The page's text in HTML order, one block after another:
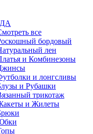
все
бордовый
лен
и Комбинезоны
и лонгсливы
и Рубашки
трикотаж
и Жилеты